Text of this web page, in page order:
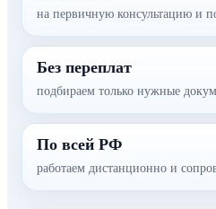
на первичную консультацию и
Без переплат
подбираем только нужные
По всей РФ
работаем дистанционно и